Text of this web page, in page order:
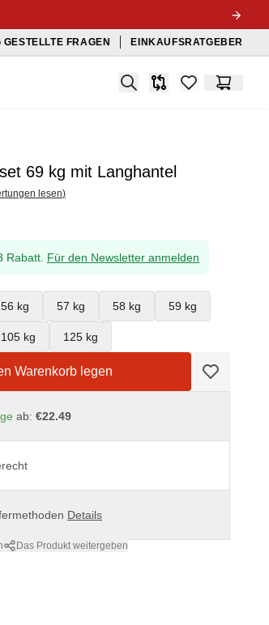
GESTELLTE FRAGEN EINKAUFSRATGEBER
Search
Produkt-items in
69 kg mit Langhantel
lesen)
Rabatt. Für den Newsletter anmelden
56 kg 57 kg 58 kg 59 kg
105 kg 125 kg
Warenkorb legen
ab: €22.49
Details
Das Produkt weitergeben